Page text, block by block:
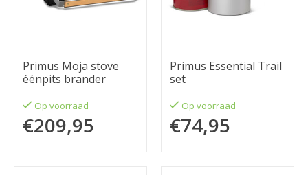
Primus Moja stove
éénpits brander
Op voorraad
€209,95
Primus Essential Trail
set
Op voorraad
€74,95